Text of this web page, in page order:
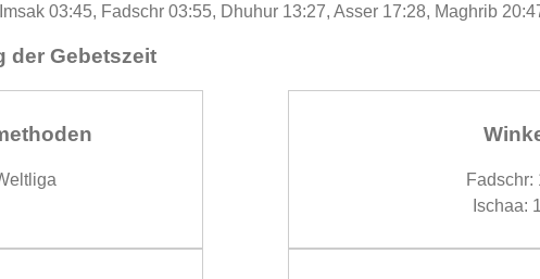
03:45, Fadschr 03:55, Dhuhur 13:27, Asser 17:28, Maghrib
der Gebetszeit
Fadschr:
Ischaa: